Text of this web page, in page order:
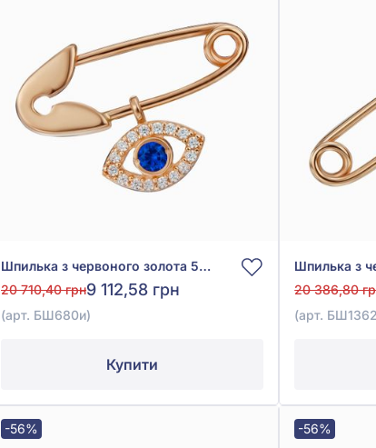
Шпилька з червоного золота 585° з синім та білим фіанітом, арт. БШ680и
20 710,40 грн9 112,58 грн
(арт. БШ680и)
Купити
20 386,80
(арт.
-56% -56%